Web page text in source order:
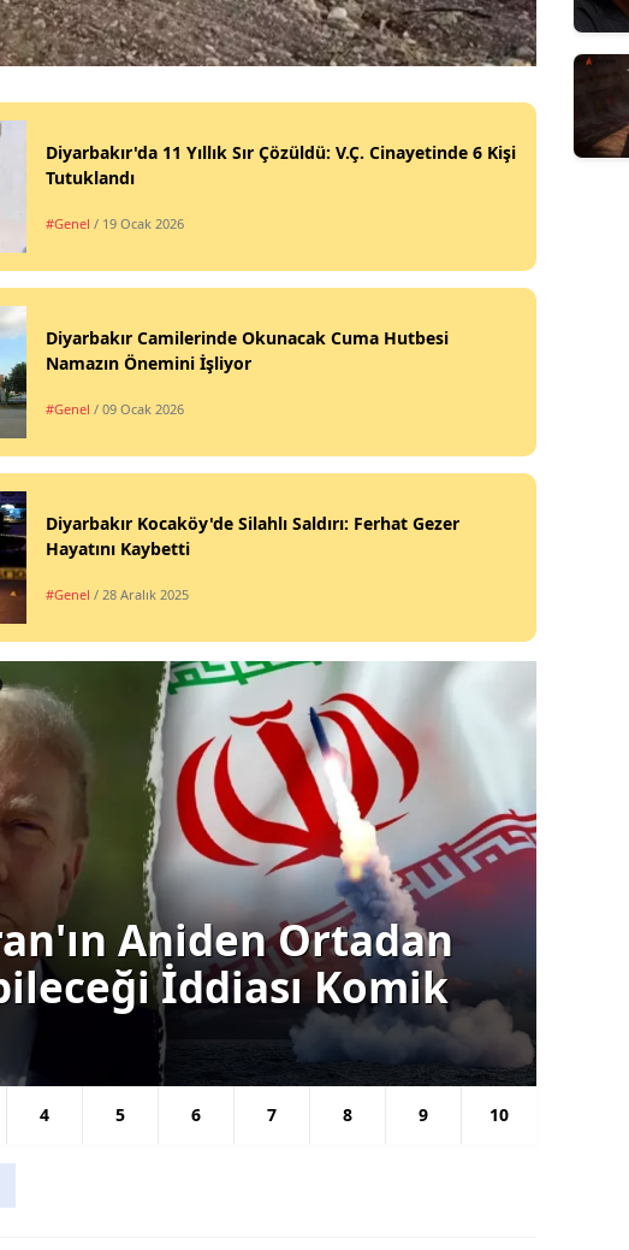
Diyarbakır'da 11 Yıllık Sır Çözüldü: V.Ç. Cinayetinde 6 Kişi
Tutuklandı
#Genel / 19 Ocak 2026
Diyarbakır Camilerinde Okunacak Cuma Hutbesi
Namazın Önemini İşliyor
#Genel / 09 Ocak 2026
Diyarbakır Kocaköy'de Silahlı Saldırı: Ferhat Gezer
Hayatını Kaybetti
#Genel / 28 Aralık 2025
Aniden Ortadan
İddiası Komik
4 5 6 7 8 9 10